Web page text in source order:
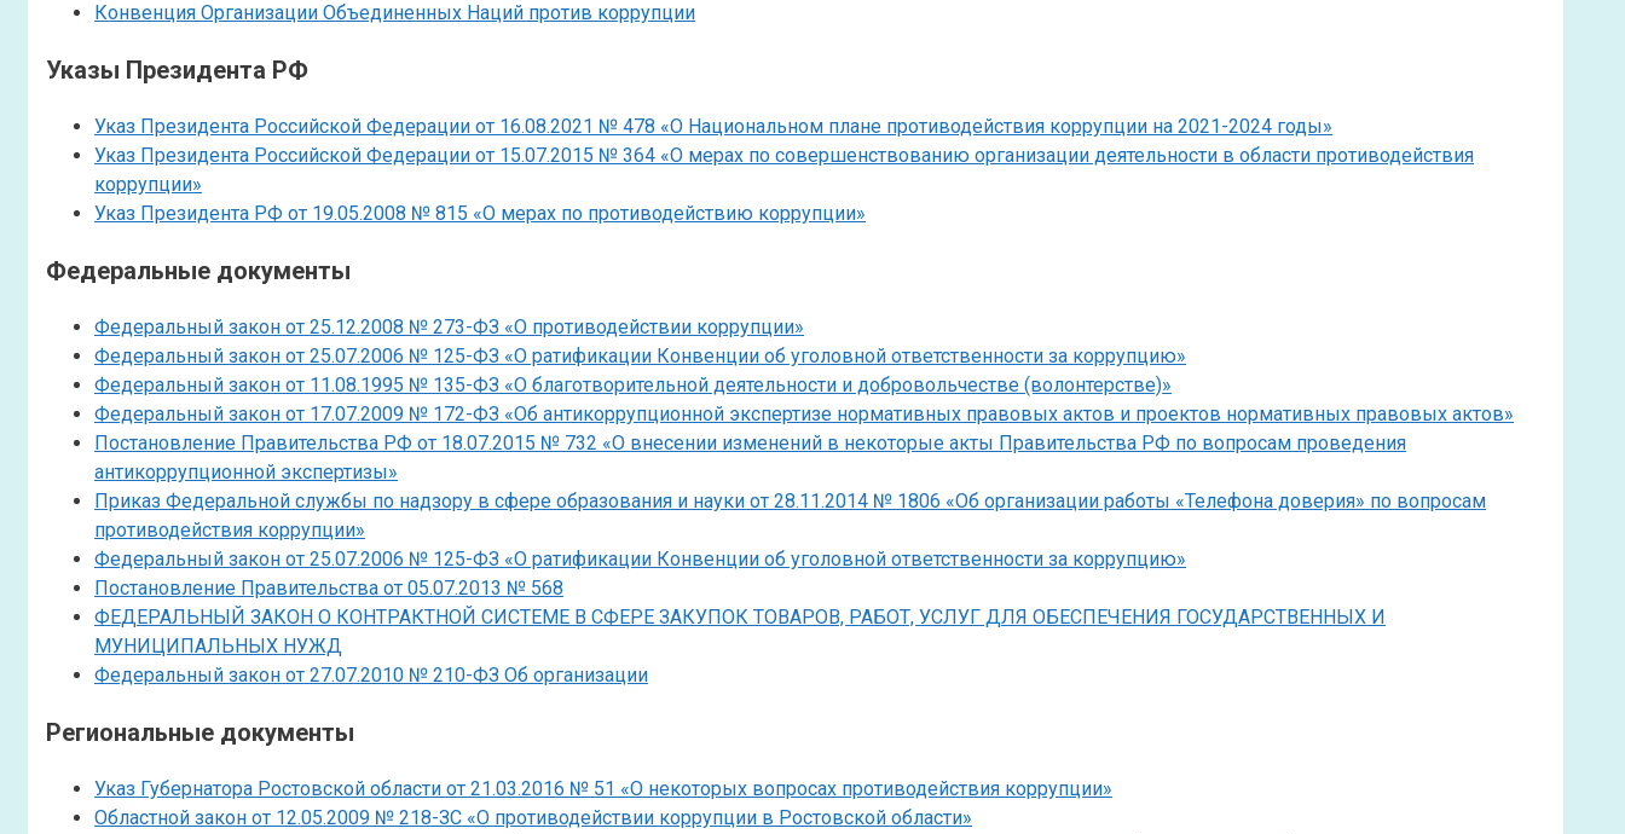
Конвенция Организации Объединенных Наций против коррупции
Указы Президента РФ
Указ Президента Российской Федерации от 16.08.2021 № 478 «О Национальном плане противодействия коррупции на 2021-2024 годы»
Указ Президента Российской Федерации от 15.07.2015 № 364 «О мерах по совершенствованию организации деятельности в области противодействия
коррупции»
Указ Президента РФ от 19.05.2008 № 815 «О мерах по противодействию коррупции»
Федеральные документы
Федеральный закон от 25.12.2008 № 273-ФЗ «О противодействии коррупции»
Федеральный закон от 25.07.2006 № 125-ФЗ «О ратификации Конвенции об уголовной ответственности за коррупцию»
Федеральный закон от 11.08.1995 № 135-ФЗ «О благотворительной деятельности и добровольчестве (волонтерстве)»
Федеральный закон от 17.07.2009 № 172-ФЗ «Об антикоррупционной экспертизе нормативных правовых актов и проектов нормативных правовых актов»
Постановление Правительства РФ от 18.07.2015 № 732 «О внесении изменений в некоторые акты Правительства РФ по вопросам проведения
антикоррупционной экспертизы»
Приказ Федеральной службы по надзору в сфере образования и науки от 28.11.2014 № 1806 «Об организации работы «Телефона доверия» по вопросам
противодействия коррупции»
Федеральный закон от 25.07.2006 № 125-ФЗ «О ратификации Конвенции об уголовной ответственности за коррупцию»
Постановление Правительства от 05.07.2013 № 568
ФЕДЕРАЛЬНЫЙ ЗАКОН О КОНТРАКТНОЙ СИСТЕМЕ В СФЕРЕ ЗАКУПОК ТОВАРОВ, РАБОТ, УСЛУГ ДЛЯ ОБЕСПЕЧЕНИЯ ГОСУДАРСТВЕННЫХ И
МУНИЦИПАЛЬНЫХ НУЖД
Федеральный закон от 27.07.2010 № 210-ФЗ Об организации
Региональные документы
Указ Губернатора Ростовской области от 21.03.2016 № 51 «О некоторых вопросах противодействия коррупции»
Областной закон от 12.05.2009 № 218-ЗС «О противодействии коррупции в Ростовской области»